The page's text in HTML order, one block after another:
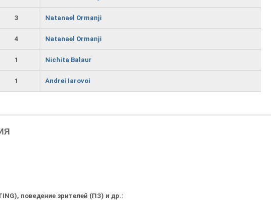
3 Natanael Ormanji
4 Natanael Ormanji
1 Nichita Balaur
1 Andrei Iarovoi
поведение зрителей (ПЗ) и др.